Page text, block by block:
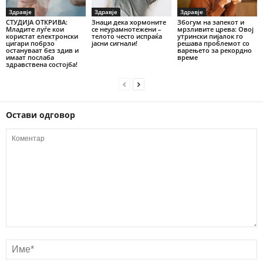
Здравје
СТУДИЈА ОТКРИВА:
Младите луѓе кои
користат електронски
цигари побрзо
остануваат без здив и
имаат послаба
здравствена состојба!
Здравје
Знаци дека хормоните
се неурамнотежени –
телото често испраќа
јасни сигнали!
Здравје
Збогум на запекот и
мрзливите црева: Овој
утрински пијалок го
решава проблемот со
варењето за рекордно
време
Остави одговор